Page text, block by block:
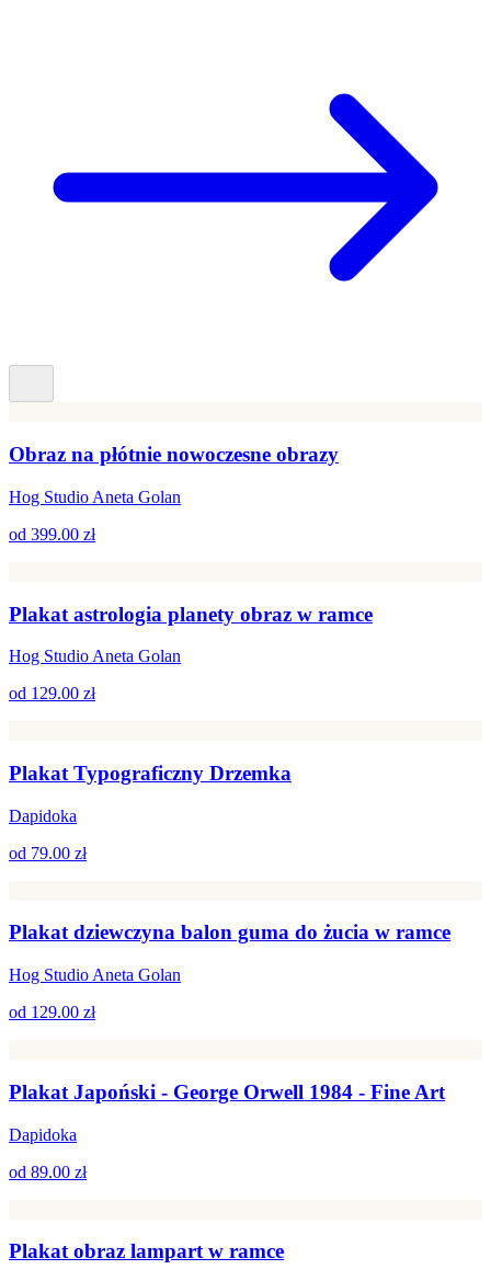
Obraz na płótnie nowoczesne obrazy
Hog Studio Aneta Golan
od 399.00 zł
Plakat astrologia planety obraz w ramce
Hog Studio Aneta Golan
od 129.00 zł
Plakat Typograficzny Drzemka
Dapidoka
od 79.00 zł
Plakat dziewczyna balon guma do żucia w ramce
Hog Studio Aneta Golan
od 129.00 zł
Plakat Japoński - George Orwell 1984 - Fine Art
Dapidoka
od 89.00 zł
Plakat obraz lampart w ramce